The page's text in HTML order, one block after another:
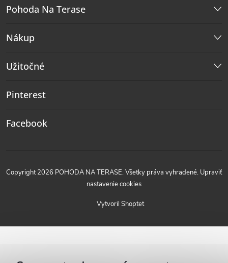
Pohoda Na Terase
Nákup
Užitočné
Pinterest
Facebook
Vytvoril Shoptet
Copyright 2026 POHODA NA TERASE. Všetky práva vyhradené. Upraviť
nastavenie cookies